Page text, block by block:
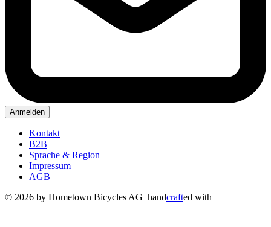
Anmelden
Kontakt
B2B
Sprache & Region
Impressum
AGB
© 2026 by Hometown Bicycles AG handcrafted with